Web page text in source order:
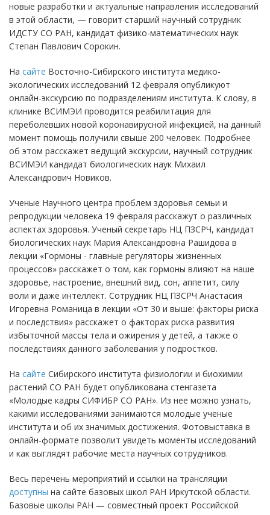
новые разработки и актуальные направления исследований
в этой области, — говорит старший научный сотрудник
ИДСТУ СО РАН, кандидат физико-математических наук
Степан Павлович Сорокин.
На сайте Восточно-Сибирского института медико-
экологических исследований 12 февраля опубликуют
онлайн-экскурсию по подразделениям института. К слову, в
клинике ВСИМЭИ проводится реабилитация для
переболевших новой коронавирусной инфекцией, на данный
момент помощь получили свыше 200 человек. Подробнее
об этом расскажет ведущий экскурсии, научный сотрудник
ВСИМЭИ кандидат биологических наук Михаил
Александрович Новиков.
Ученые Научного центра проблем здоровья семьи и
репродукции человека 19 февраля расскажут о различных
аспектах здоровья. Ученый секретарь НЦ ПЗСРЧ, кандидат
биологических наук Мария Александровна Рашидова в
лекции «Гормоны - главные регуляторы жизненных
процессов» расскажет о том, как гормоны влияют на наше
здоровье, настроение, внешний вид, сон, аппетит, силу
воли и даже интеллект. Сотрудник НЦ ПЗСРЧ Анастасия
Игоревна Романица в лекции «От 30 и выше: факторы риска
и последствия» расскажет о факторах риска развития
избыточной массы тела и ожирения у детей, а также о
последствиях данного заболевания у подростков.
На сайте Сибирского института физиологии и биохимии
растений СО РАН будет опубликована стенгазета
«Молодые кадры СИФИБР СО РАН». Из нее можно узнать,
какими исследованиями занимаются молодые ученые
института и об их значимых достижения. Фотовыставка в
онлайн-формате позволит увидеть моменты исследований
и как выглядят рабочие места научных сотрудников.
Весь перечень мероприятий и ссылки на трансляции
доступны на сайте базовых школ РАН Иркутской области.
Базовые школы РАН — совместный проект Российской